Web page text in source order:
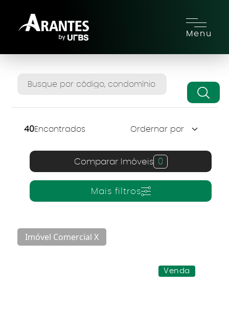
Menu
40Encontrados
Comparar Imóveis 0
Mais filtros
Imóvel Comercial X
Venda